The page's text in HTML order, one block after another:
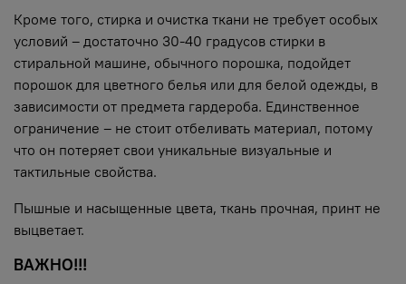
Кроме того, стирка и очистка ткани не требует особых
условий – достаточно 30-40 градусов стирки в
стиральной машине, обычного порошка, подойдет
порошок для цветного белья или для белой одежды, в
зависимости от предмета гардероба. Единственное
ограничение – не стоит отбеливать материал, потому
что он потеряет свои уникальные визуальные и
тактильные свойства.
Пышные и насыщенные цвета, ткань прочная, принт не
выцветает.
ВАЖНО!!!